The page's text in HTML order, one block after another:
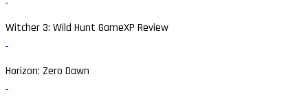
Witcher 3: Wild Hunt GameXP Review
Horizon: Zero Dawn